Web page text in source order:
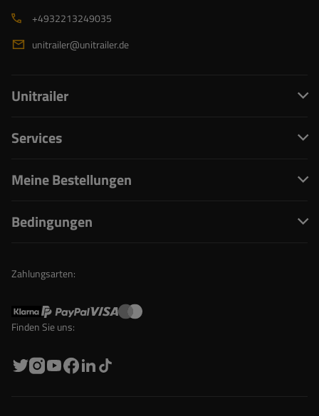
+4932213249035
unitrailer@unitrailer.de
Unitrailer
Services
Meine Bestellungen
Bedingungen
Zahlungsarten:
Finden Sie uns: